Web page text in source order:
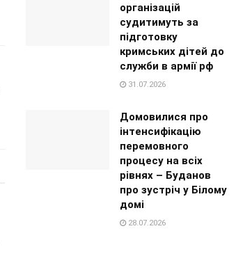
організацій
судитимуть за
підготовку
кримських дітей до
служби в армії рф
31.07.2026
Домовилися про
інтенсифікацію
перемовного
процесу на всіх
рівнях – Буданов
про зустріч у Білому
домі
28.07.2026